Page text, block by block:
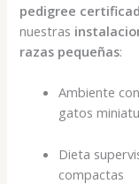
pedigree
nuestras
razas pequeñas:
Ambiente
gatos
Dieta
compactas